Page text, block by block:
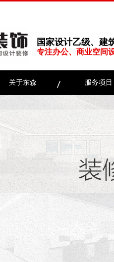
国家设计乙级、建
专注办公、商业空间
关于东森 服务项目